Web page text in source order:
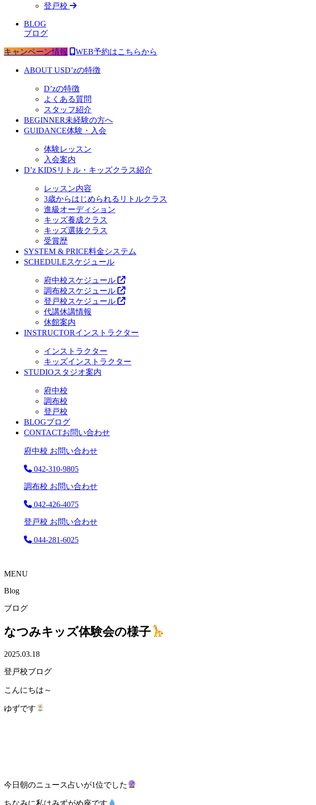
登戸校
BLOG
ブログ
キャンペーン情報 WEB予約はこちらから
ABOUT USD’zの特徴
D’zの特徴
よくある質問
スタッフ紹介
BEGINNER未経験の方へ
GUIDANCE体験・入会
体験レッスン
入会案内
D’z KIDS リトル・キッズクラス紹介
レッスン内容
3歳からはじめられるリトルクラス
進級オーディション
キッズ養成クラス
キッズ選抜クラス
受賞歴
SYSTEM & PRICE料金システム
SCHEDULEスケジュール
府中校スケジュール
調布校スケジュール
登戸校スケジュール
代講休講情報
休館案内
INSTRUCTORインストラクター
インストラクター
キッズインストラクター
STUDIOスタジオ案内
府中校
調布校
登戸校
BLOGブログ
CONTACTお問い合わせ
府中校 お問い合わせ
042-310-9805
調布校 お問い合わせ
042-426-4075
登戸校 お問い合わせ
044-281-6025
MENU
Blog
ブログ
なつみキッズ体験会の様子
2025.03.18
登戸校ブログ
こんにちは～
ゆずです
今日朝のニュース占いが1位でした
ちなみに私はみずがめ座です